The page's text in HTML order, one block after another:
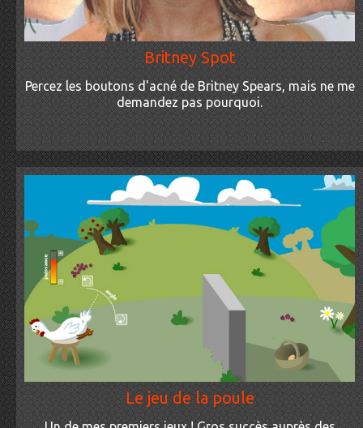
Britney Spot
Percez les boutons d'acné de Britney Spears, mais ne me
demandez pas pourquoi.
Le jeu de la poule